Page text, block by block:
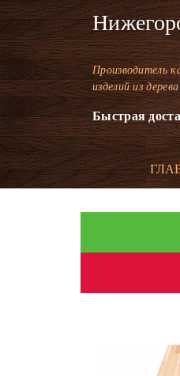
Производитель
изделий из дерева
Быстрая